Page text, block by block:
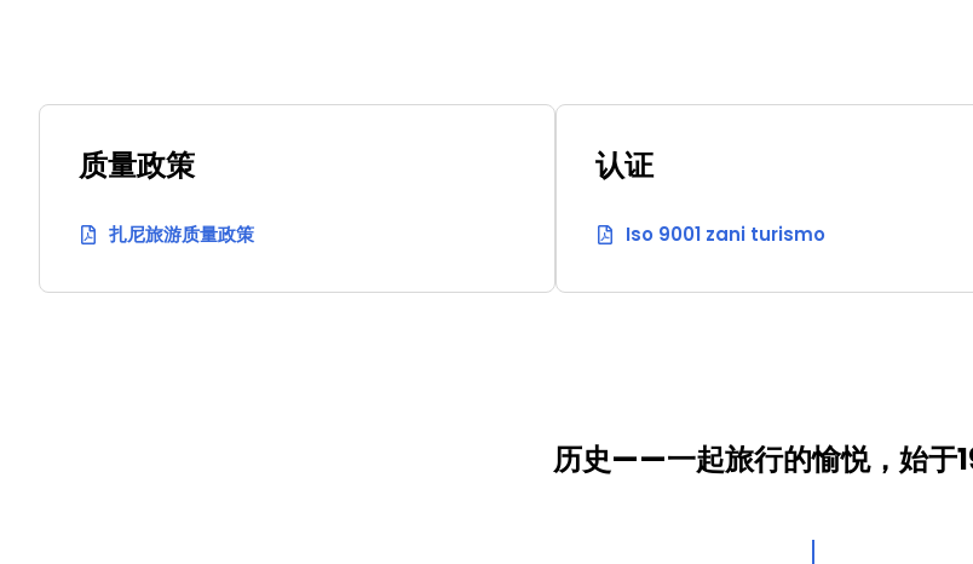
质量政策
扎尼旅游质量政策
认证
Iso 9001 zani turismo
历史——一起旅行的愉悦，始于